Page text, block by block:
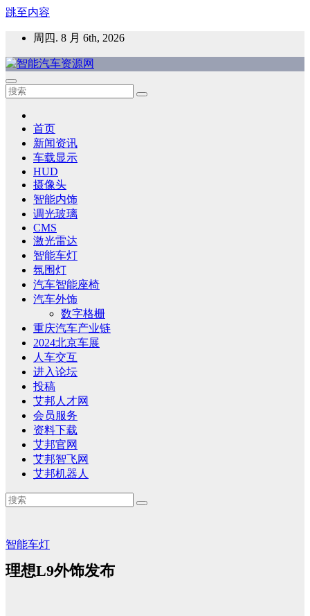
跳至内容
周四. 8 月 6th, 2026
智能汽车资源网
智能表面，智能内饰，新能源汽车，HMI，人车交互，智能车
首页
新闻资讯
车载显示
HUD
摄像头
智能内饰
调光玻璃
CMS
激光雷达
智能车灯
氛围灯
汽车智能座椅
汽车外饰
数字格栅
重庆汽车产业链
2024北京车展
人车交互
进入论坛
投稿
艾邦人才网
会员服务
资料下载
艾邦官网
艾邦智飞网
艾邦机器人
智能车灯
理想L9外饰发布